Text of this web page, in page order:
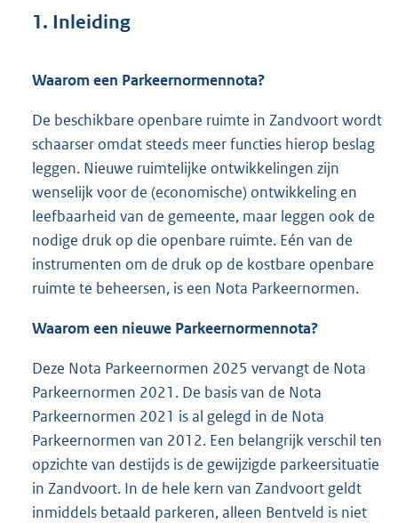
1. Inleiding
Waarom een Parkeernormennota?
De beschikbare openbare ruimte in Zandvoort wordt
schaarser omdat steeds meer functies hierop beslag
leggen. Nieuwe ruimtelijke ontwikkelingen zijn
wenselijk voor de (economische) ontwikkeling en
leefbaarheid van de gemeente, maar leggen ook de
nodige druk op die openbare ruimte. Eén van de
instrumenten om de druk op de kostbare openbare
ruimte te beheersen, is een Nota Parkeernormen.
Waarom een nieuwe Parkeernormennota?
Deze Nota Parkeernormen 2025 vervangt de Nota
Parkeernormen 2021. De basis van de Nota
Parkeernormen 2021 is al gelegd in de Nota
Parkeernormen van 2012. Een belangrijk verschil ten
opzichte van destijds is de gewijzigde parkeersituatie
in Zandvoort. In de hele kern van Zandvoort geldt
inmiddels betaald parkeren, alleen Bentveld is niet